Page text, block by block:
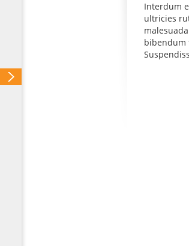
Interdum
ultricies
bibendum